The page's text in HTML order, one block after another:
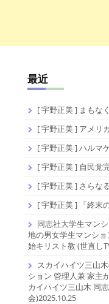
最近
[ 宇野正美 ] まもな
[ 宇野正美 ] アメリ
[ 宇野正美 ] ハルマ
[ 宇野正美 ] 自民党
[ 宇野正美 ] さらな
[ 宇野正美 ] 「終末
同志社大学生マン
地の男女学生マンシ
始キリスト教 (世直し
スカイハイツ三山
ション 管理人兼 家主
カイハイツ三山木 同
会)2025.10.25